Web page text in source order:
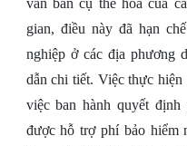
gian, điều này đã hạn
nghiệp ở các địa phương
dẫn chi tiết. Việc thực
việc ban hành quyết
được hỗ trợ phí bảo hiểm